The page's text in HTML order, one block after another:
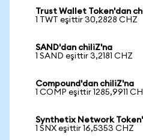
Trust Wallet Token'dan
1 TWT eşittir 30,2828 CHZ
SAND'dan chiliZ'na
1 SAND eşittir 3,2181 CHZ
Compound'dan chiliZ'na
1 COMP eşittir 1285,9911
Synthetix Network
1 SNX eşittir 16,5353 CHZ